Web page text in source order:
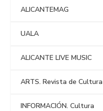
ALICANTEMAG
UALA
ALICANTE LIVE MUSIC
ARTS. Revista de Cultura
INFORMACIÓN. Cultura